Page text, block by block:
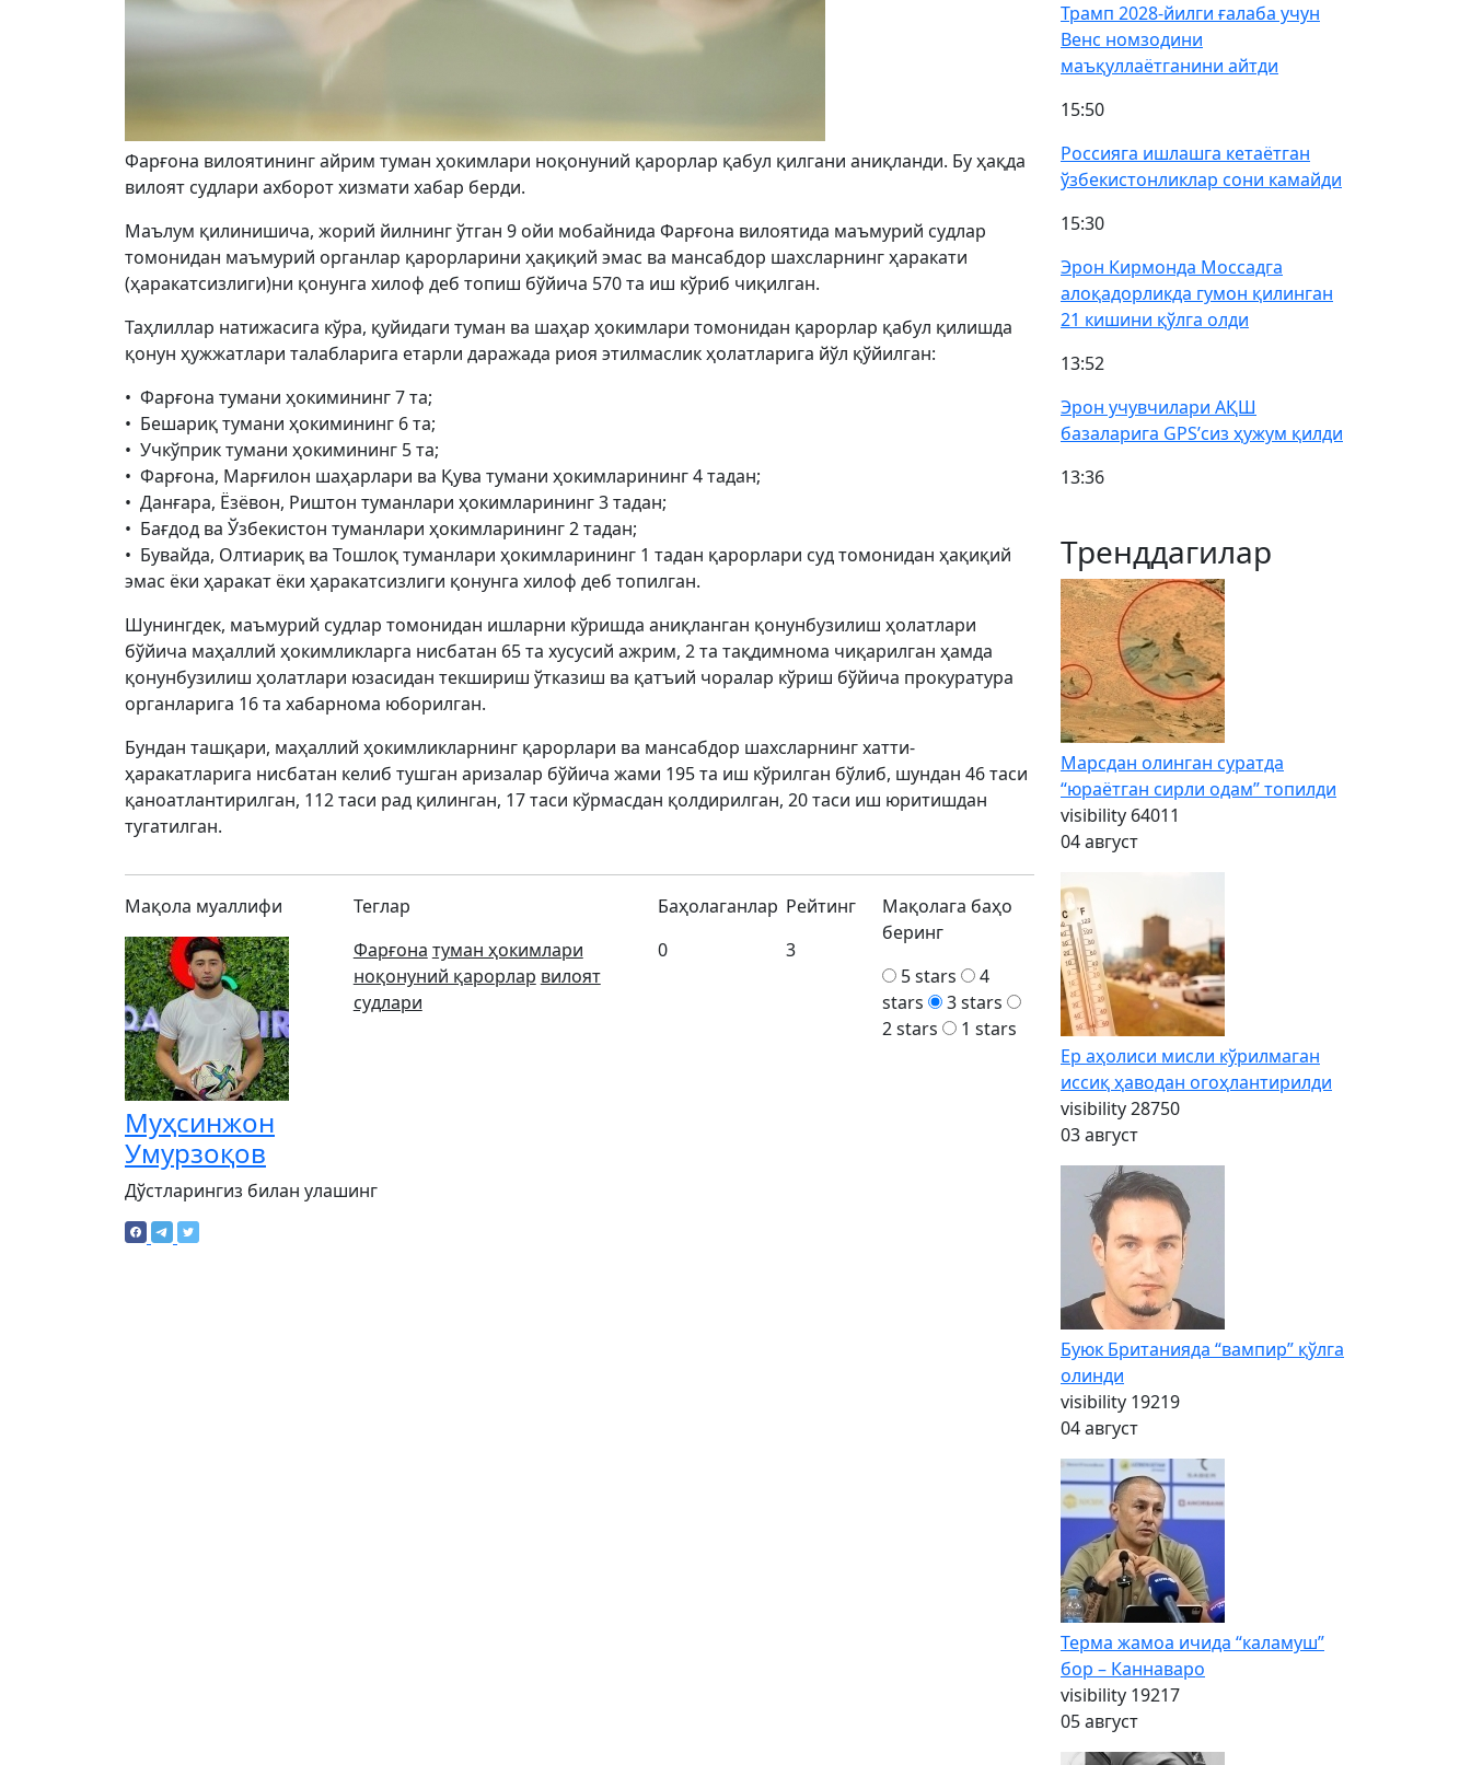
Фарғона вилоятининг айрим туман ҳокимлари ноқонуний қарорлар қабул қилгани аниқланди. Бу ҳақда
вилоят судлари ахборот хизмати хабар берди.
Маълум қилинишича, жорий йилнинг ўтган 9 ойи мобайнида Фарғона вилоятида маъмурий судлар
томонидан маъмурий органлар қарорларини ҳақиқий эмас ва мансабдор шахсларнинг ҳаракати
(ҳаракатсизлиги)ни қонунга хилоф деб топиш бўйича 570 та иш кўриб чиқилган.
Таҳлиллар натижасига кўра, қуйидаги туман ва шаҳар ҳокимлари томонидан қарорлар қабул қилишда
қонун ҳужжатлари талабларига етарли даражада риоя этилмаслик ҳолатларига йўл қўйилган:
• Фарғона тумани ҳокимининг 7 та;
• Бешариқ тумани ҳокимининг 6 та;
• Учкўприк тумани ҳокимининг 5 та;
• Фарғона, Марғилон шаҳарлари ва Қува тумани ҳокимларининг 4 тадан;
• Данғара, Ёзёвон, Риштон туманлари ҳокимларининг 3 тадан;
• Бағдод ва Ўзбекистон туманлари ҳокимларининг 2 тадан;
• Бувайда, Олтиариқ ва Тошлоқ туманлари ҳокимларининг 1 тадан қарорлари суд томонидан ҳақиқий
эмас ёки ҳаракат ёки ҳаракатсизлиги қонунга хилоф деб топилган.
Шунингдек, маъмурий судлар томонидан ишларни кўришда аниқланган қонунбузилиш ҳолатлари
бўйича маҳаллий ҳокимликларга нисбатан 65 та хусусий ажрим, 2 та тақдимнома чиқарилган ҳамда
қонунбузилиш ҳолатлари юзасидан текшириш ўтказиш ва қатъий чоралар кўриш бўйича прокуратура
органларига 16 та хабарнома юборилган.
Бундан ташқари, маҳаллий ҳокимликларнинг қарорлари ва мансабдор шахсларнинг хатти-
ҳаракатларига нисбатан келиб тушган аризалар бўйича жами 195 та иш кўрилган бўлиб, шундан 46 таси
қаноатлантирилган, 112 таси рад қилинган, 17 таси кўрмасдан қолдирилган, 20 таси иш юритишдан
тугатилган.
Мақола муаллифи
Муҳсинжон
Умурзоқов
Теглар
Фарғона туман ҳокимлари
ноқонуний қарорлар вилоят
судлари
Баҳолаганлар
0
Рейтинг
3
Мақолага баҳо
беринг
5 stars
4
stars
3 stars
2 stars
1 stars
Дўстларингиз билан улашинг
Трамп 2028-йилги ғалаба учун
Венс номзодини
маъқуллаётганини айтди
15:50
Россияга ишлашга кетаётган
ўзбекистонликлар сони камайди
15:30
Эрон Кирмонда Моссадга
алоқадорликда гумон қилинган
21 кишини қўлга олди
13:52
Эрон учувчилари АҚШ
базаларига GPS’сиз ҳужум қилди
13:36
Тренддагилар
Марсдан олинган суратда
“юраётган сирли одам” топилди
visibility 64011
04 август
Ер аҳолиси мисли кўрилмаган
иссиқ ҳаводан огоҳлантирилди
visibility28750
03 август
Буюк Британияда “вампир” қўлга
олинди
visibility 19219
04 август
Терма жамоа ичида “каламуш”
бор – Каннаваро
visibility 19217
05 август